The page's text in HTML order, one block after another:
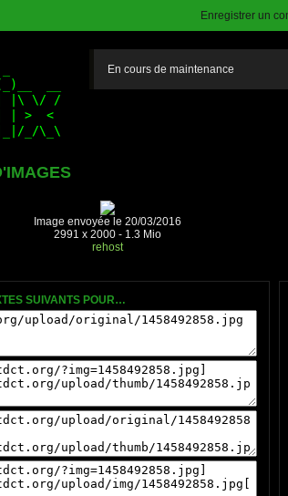
Enregistrer un
En cours de maintenance
Image envoyée le 20/03/2016
2991 x 2000 - 1.3 Mio
rehost
SUIVANTS POUR…